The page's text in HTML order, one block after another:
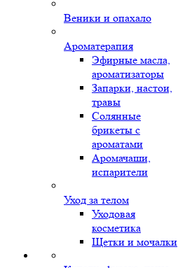
Веники и опахало
Ароматерапия
Эфирные масла,
ароматизаторы
Запарки, настои,
травы
Солянные
брикеты с
ароматами
Аромачаши,
испарители
Уход за телом
Уходовая
косметика
Щетки и мочалки